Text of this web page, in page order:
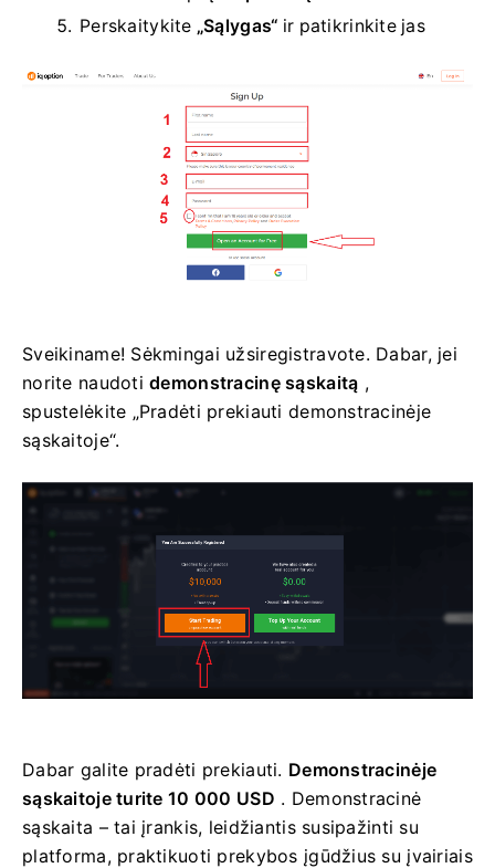
Perskaitykite „Sąlygas“ ir patikrinkite jas
Sveikiname! Sėkmingai užsiregistravote. Dabar, jei
norite naudotidemonstracinę sąskaitą ,
spustelėkite „Pradėti prekiauti demonstracinėje
sąskaitoje“.
Dabar galite pradėti prekiauti. Demonstracinėje
sąskaitoje turite 10 000 USD . Demonstracinė
sąskaita – tai įrankis, leidžiantis susipažinti su
platforma, praktikuoti prekybos įgūdžius su įvairiais